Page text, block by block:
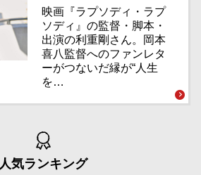
映画『ラプソディ・ラプ
ソディ』の監督・脚本・
出演の利重剛さん。岡本
喜八監督へのファンレタ
ーがつないだ縁が“人生
を…
人気ランキング